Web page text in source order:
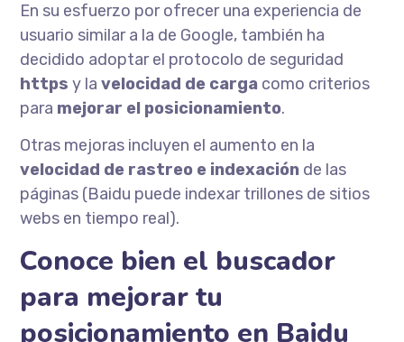
En su esfuerzo por ofrecer una experiencia de
usuario similar a la de Google, también ha
decidido adoptar el protocolo de seguridad
https y lavelocidad de carga como criterios
para mejorar el posicionamiento.
Otras mejoras incluyen el aumento en la
velocidad de rastreo e indexación de las
páginas (Baidu puede indexar trillones de sitios
webs en tiempo real).
Conoce bien el buscador
para mejorar tu
posicionamiento en Baidu